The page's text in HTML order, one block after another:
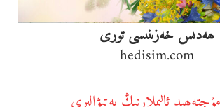
ھەدىس خەزىنىسى تورى
hedisim.com